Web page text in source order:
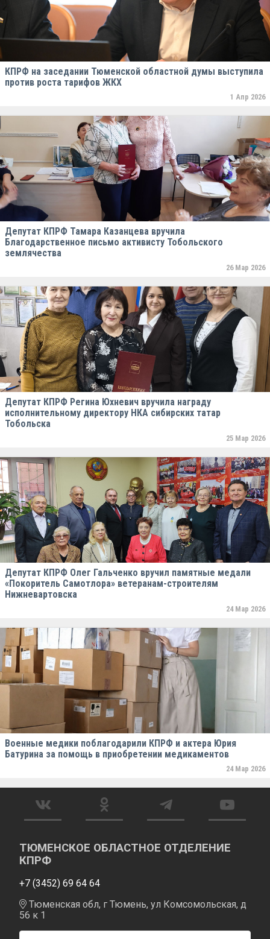
КПРФ на заседании Тюменской областной думы выступила
против роста тарифов ЖКХ
1 Апр 2026
Депутат КПРФ Тамара Казанцева вручила
Благодарственное письмо активисту Тобольского
землячества
26 Мар 2026
Депутат КПРФ Регина Юхневич вручила награду
исполнительному директору НКА сибирских татар
Тобольска
25 Мар 2026
Депутат КПРФ Олег Гальченко вручил памятные медали
«Покоритель Самотлора» ветеранам-строителям
Нижневартовска
24 Мар 2026
Военные медики поблагодарили КПРФ и актера Юрия
Батурина за помощь в приобретении медикаментов
24 Мар 2026
ТЮМЕНСКОЕ ОБЛАСТНОЕ ОТДЕЛЕНИЕ
КПРФ
+7 (3452) 69 64 64
Тюменская обл, г Тюмень, ул Комсомольская, д
56 к 1